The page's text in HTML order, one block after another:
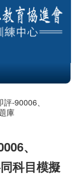
-90006、
庫
、
科目模擬